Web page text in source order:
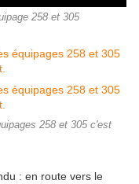
258 et 305
258 et 305 c'est
: en route vers le